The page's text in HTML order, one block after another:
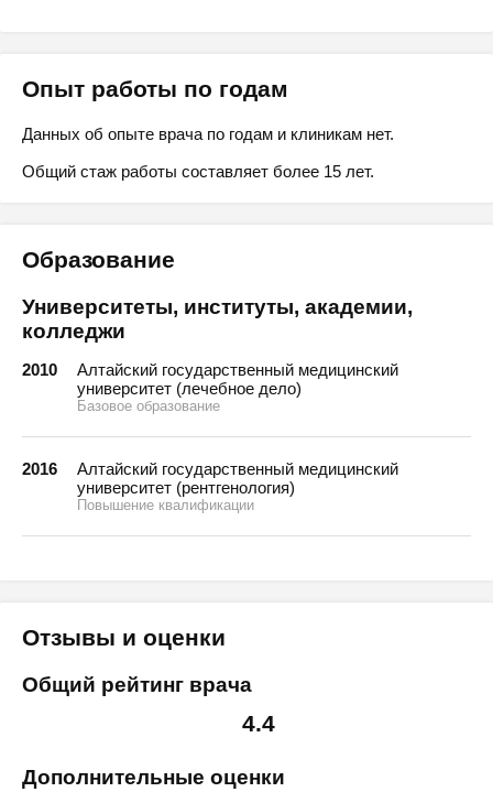
Опыт работы по годам
Данных об опыте врача по годам и клиникам нет.
Общий стаж работы составляет более 15 лет.
Образование
Университеты, институты, академии,
колледжи
2010
Алтайский государственный медицинский
университет (лечебное дело)
Базовое образование
2016
Алтайский государственный медицинский
университет (рентгенология)
Повышение квалификации
Отзывы и оценки
Общий рейтинг врача
4.4
Дополнительные оценки